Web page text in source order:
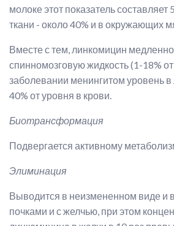
молоке этот показатель составляет
ткани - около 40% и в окружающих
Вместе с тем, линкомицин
спинномозговую жидкость (1-18%
заболевании менингитом уровень в
40% от уровня в крови.
Биотрансформация
Подвергается активному
Элиминация
Выводится в неизмененном виде и
почками и с желчью, при этом